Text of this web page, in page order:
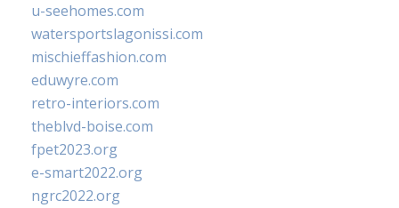
u-seehomes.com
watersportslagonissi.com
mischieffashion.com
eduwyre.com
retro-interiors.com
theblvd-boise.com
fpet2023.org
e-smart2022.org
ngrc2022.org